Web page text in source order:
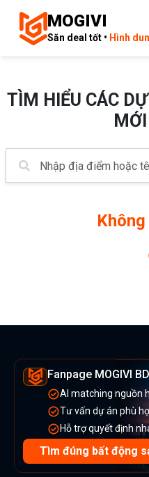
MOGIVI
Săn deal tốt • Hình
TÌM HIỂU CÁC
Fanpage MOGIVI
AI matching nguồn
Tư vấn dự án phù
Hỗ trợ quyết định
Tìm đúng bất động